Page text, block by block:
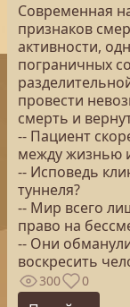
Современная
признаков
активности,
пограничных
провести
смерть и
-- Пациент
между жизнью
-- Исповедь
туннеля?
-- Мир всего
право на
-- Они
воскресить
300 0